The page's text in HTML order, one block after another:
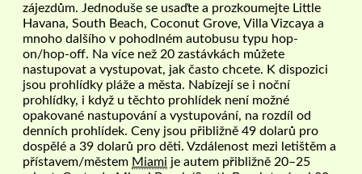
zájezdům. Jednoduše se usaďte a prozkoumejte Little
Havana, South Beach, Coconut Grove, Villa Vizcaya a
mnoho dalšího v pohodlném autobusu typu hop-
on/hop-off. Na více než 20 zastávkách můžete
nastupovat a vystupovat, jak často chcete. K dispozici
jsou prohlídky pláže a města. Nabízejí se i noční
prohlídky, i když u těchto prohlídek není možné
opakované nastupování a vystupování, na rozdíl od
denních prohlídek. Ceny jsou přibližně 49 dolarů pro
dospělé a 39 dolarů pro děti. Vzdálenost mezi letištěm a
přístavem/městem Miami je autem přibližně 20–25